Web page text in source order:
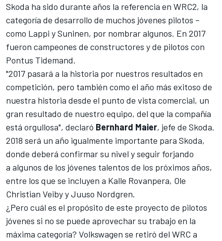
Skoda ha sido durante años la referencia en WRC2, la
categoría de desarrollo de muchos jóvenes pilotos –
como Lappi y Suninen, por nombrar algunos. En 2017
fueron campeones de constructores y de pilotos con
Pontus Tidemand.
"2017 pasará a la historia por nuestros resultados en
competición, pero también como el año más exitoso de
nuestra historia desde el punto de vista comercial, un
gran resultado de nuestro equipo, del que la compañía
está orgullosa", declaró Bernhard Maier, jefe de Skoda.
2018 será un año igualmente importante para Skoda,
donde deberá confirmar su nivel y seguir forjando
a algunos de los jóvenes talentos de los próximos años,
entre los que se incluyen a Kalle Rovanpera, Ole
Christian Veiby y Juuso Nordgren.
¿Pero cuál es el propósito de este proyecto de pilotos
jóvenes si no se puede aprovechar su trabajo en la
máxima categoría? Volkswagen se retiró del WRC a